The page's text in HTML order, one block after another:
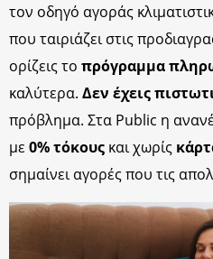
τον οδηγό αγοράς
που ταιριάζει στις
ορίζεις το πρόγραμμα
καλύτερα. Δεν έχεις
πρόβλημα. Στα Public η
με 0% τόκους και χωρίς
σημαίνει αγορές που τις